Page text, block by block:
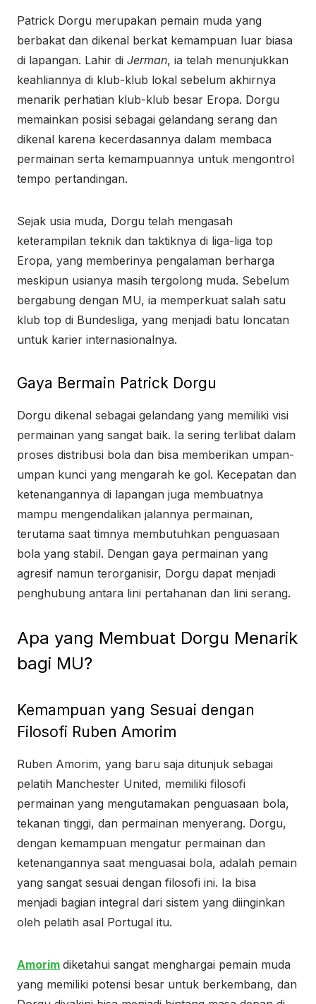
Patrick Dorgu merupakan pemain muda yang
berbakat dan dikenal berkat kemampuan luar biasa
di lapangan. Lahir di Jerman, ia telah menunjukkan
keahliannya di klub-klub lokal sebelum akhirnya
menarik perhatian klub-klub besar Eropa. Dorgu
memainkan posisi sebagai gelandang serang dan
dikenal karena kecerdasannya dalam membaca
permainan serta kemampuannya untuk mengontrol
tempo pertandingan.
Sejak usia muda, Dorgu telah mengasah
keterampilan teknik dan taktiknya di liga-liga top
Eropa, yang memberinya pengalaman berharga
meskipun usianya masih tergolong muda. Sebelum
bergabung dengan MU, ia memperkuat salah satu
klub top di Bundesliga, yang menjadi batu loncatan
untuk karier internasionalnya.
Gaya Bermain Patrick Dorgu
Dorgu dikenal sebagai gelandang yang memiliki visi
permainan yang sangat baik. Ia sering terlibat dalam
proses distribusi bola dan bisa memberikan umpan-
umpan kunci yang mengarah ke gol. Kecepatan dan
ketenangannya di lapangan juga membuatnya
mampu mengendalikan jalannya permainan,
terutama saat timnya membutuhkan penguasaan
bola yang stabil. Dengan gaya permainan yang
agresif namun terorganisir, Dorgu dapat menjadi
penghubung antara lini pertahanan dan lini serang.
Apa yang Membuat Dorgu Menarik
bagi MU?
Kemampuan yang Sesuai dengan
Filosofi Ruben Amorim
Ruben Amorim, yang baru saja ditunjuk sebagai
pelatih Manchester United, memiliki filosofi
permainan yang mengutamakan penguasaan bola,
tekanan tinggi, dan permainan menyerang. Dorgu,
dengan kemampuan mengatur permainan dan
ketenangannya saat menguasai bola, adalah pemain
yang sangat sesuai dengan filosofi ini. Ia bisa
menjadi bagian integral dari sistem yang diinginkan
oleh pelatih asal Portugal itu.
Amorim diketahui sangat menghargai pemain muda
yang memiliki potensi besar untuk berkembang, dan